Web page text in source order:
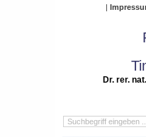
Dr. rer.